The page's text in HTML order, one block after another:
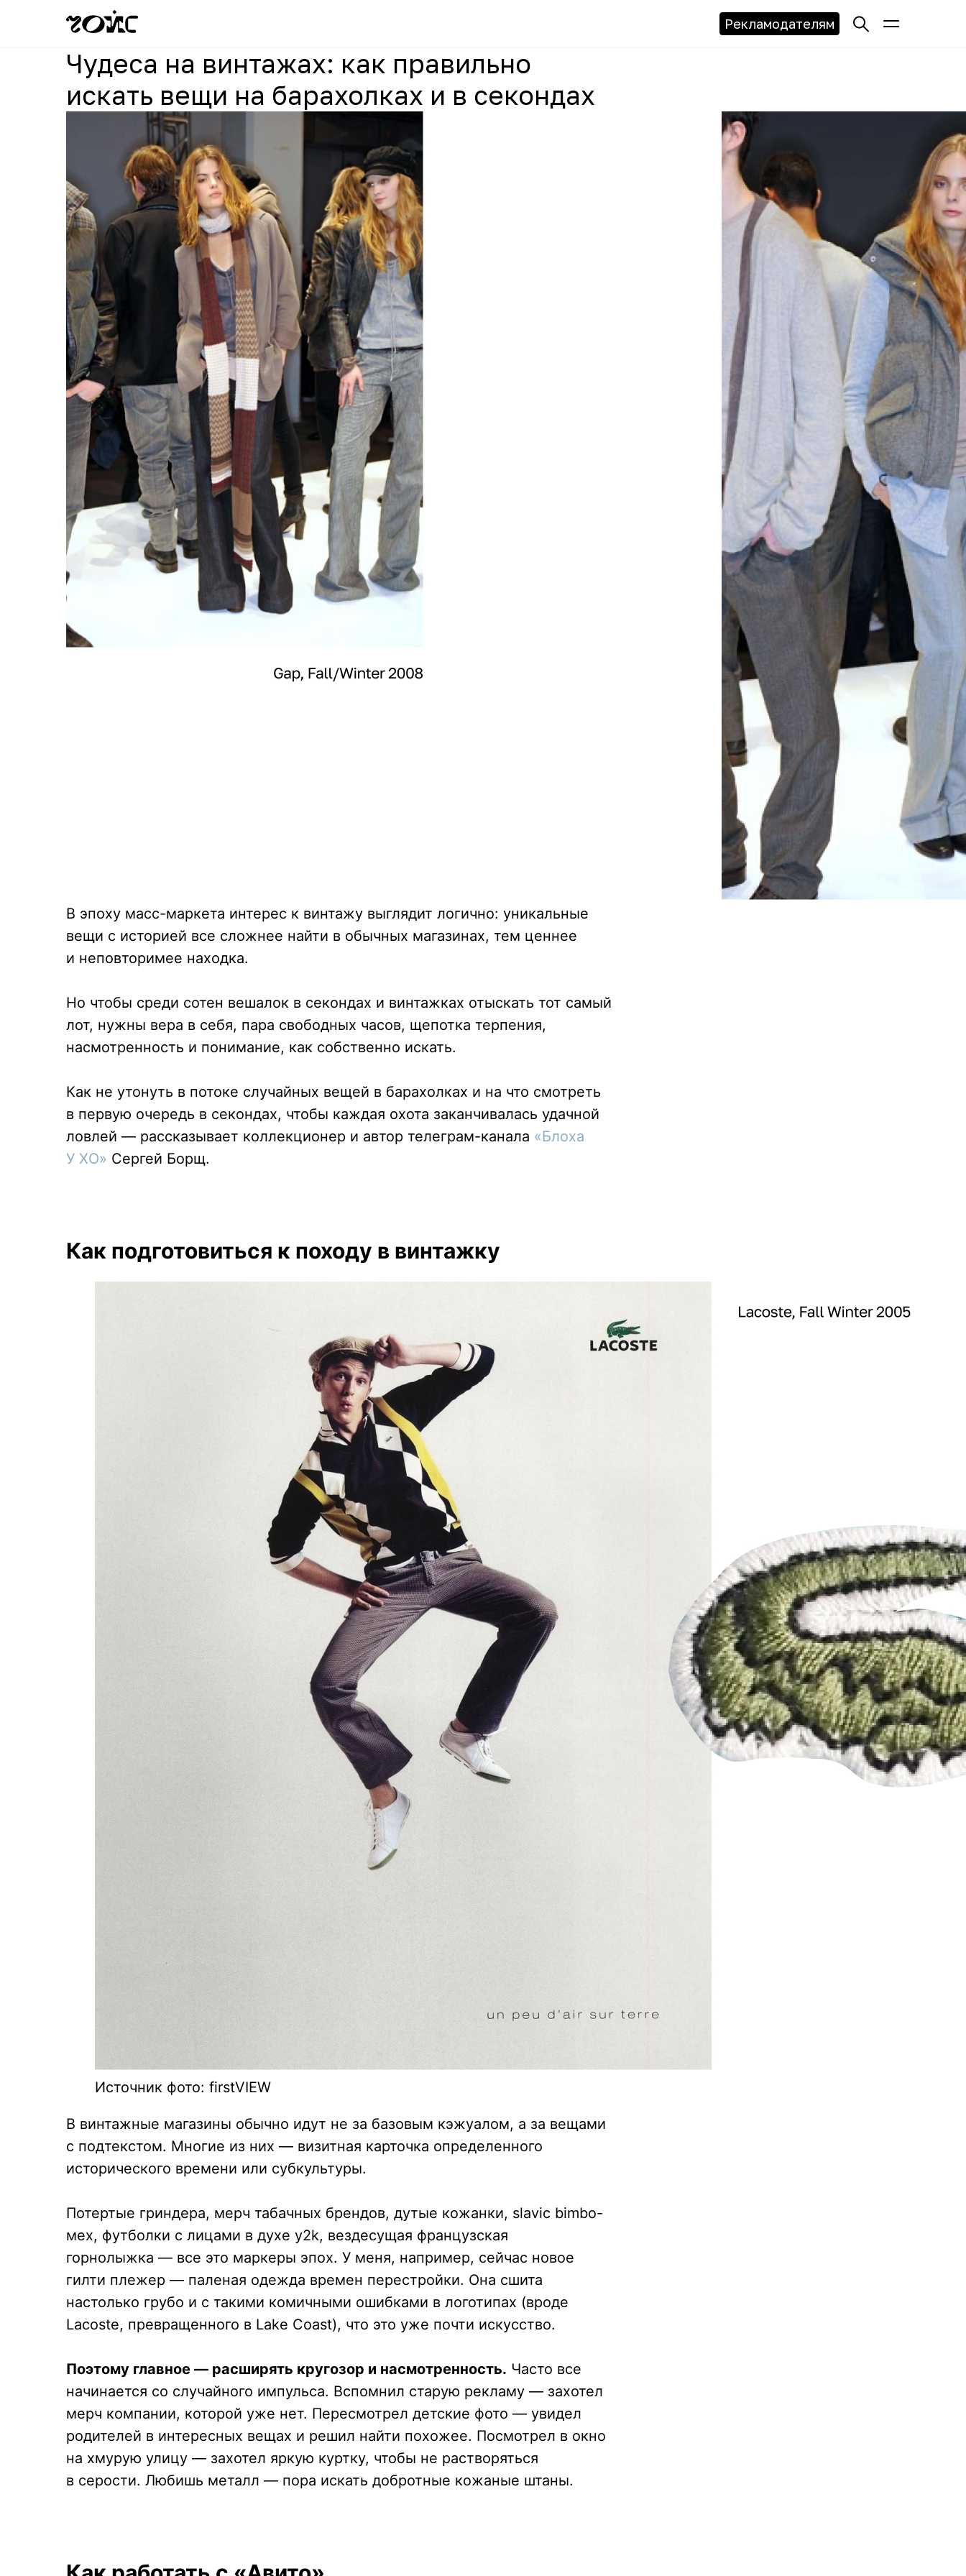
Рекламодателям
Чудеса на винтажах: как правильно
искать вещи на барахолках и в секондах
В эпоху масс-маркета интерес к винтажу выглядит логично: уникальные
вещи с историей все сложнее найти в обычных магазинах, тем ценнее
и неповторимее находка.
Но чтобы среди сотен вешалок в секондах и винтажках отыскать тот самый
лот, нужны вера в себя, пара свободных часов, щепотка терпения,
насмотренность и понимание, как собственно искать.
Как не утонуть в потоке случайных вещей в барахолках и на что смотреть
в первую очередь в секондах, чтобы каждая охота заканчивалась удачной
ловлей — рассказывает коллекционер и автор телеграм-канала «Блоха
У ХО» Сергей Борщ.
Как подготовиться к походу в винтажку
Источник фото: firstVIEW
В винтажные магазины обычно идут не за базовым кэжуалом, а за вещами
с подтекстом. Многие из них — визитная карточка определенного
исторического времени или субкультуры.
Потертые гриндера, мерч табачных брендов, дутые кожанки, slavic bimbo-
мех, футболки с лицами в духе y2k, вездесущая французская
горнолыжка — все это маркеры эпох. У меня, например, сейчас новое
гилти плежер — паленая одежда времен перестройки. Она сшита
настолько грубо и с такими комичными ошибками в логотипах (вроде
Lacoste, превращенного в Lake Coast), что это уже почти искусство.
Поэтому главное — расширять кругозор и насмотренность. Часто все
начинается со случайного импульса. Вспомнил старую рекламу — захотел
мерч компании, которой уже нет. Пересмотрел детские фото — увидел
родителей в интересных вещах и решил найти похожее. Посмотрел в окно
на хмурую улицу — захотел яркую куртку, чтобы не растворяться
в серости. Любишь металл — пора искать добротные кожаные штаны.